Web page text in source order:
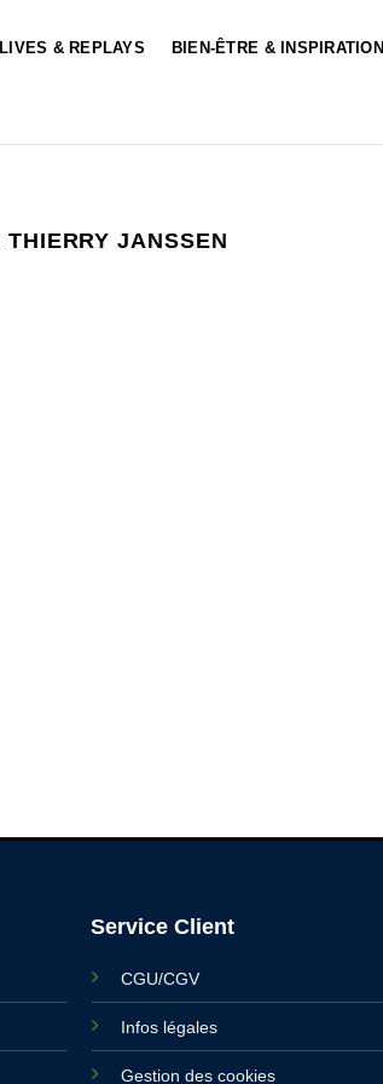
LIVES & REPLAYS BIEN-ÊTRE & INSPIRATION
THIERRY JANSSEN
Service Client
CGU/CGV
Infos légales
Gestion des cookies